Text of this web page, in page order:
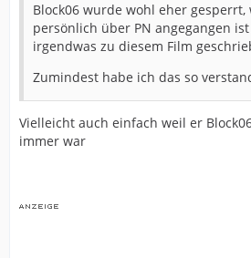
Block06 wurde wohl eher gesperrt,
persönlich über PN angegangen
irgendwas zu diesem Film
Zumindest habe ich das so
Vielleicht auch einfach weil er
immer war